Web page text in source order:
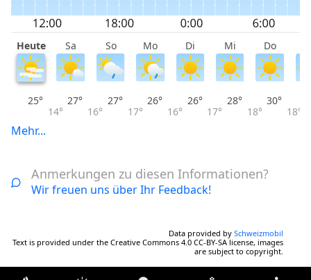
Heute Sa So Mo Di Mi Do
25°
14°
27°
16°
27°
17°
26°
16°
26°
17°
28°
18°
30°
18°
Mehr...
Anmerkungen zu diesen Informationen?
Wir freuen uns über Ihr Feedback!
Data provided by Schweizmobil
Text is provided under the Creative Commons 4.0 CC-BY-SA license, images
are subject to copyright.